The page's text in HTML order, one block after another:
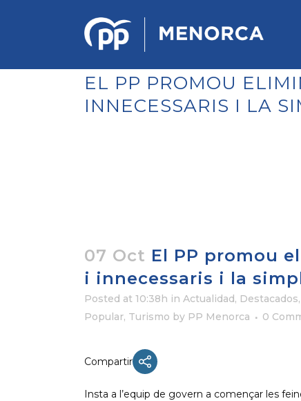
EL PP PROMOU
INNECESSARIS I LA
07 Oct El PP promou
i innecessaris i la
Posted at 10:38h in Actualidad, Destacados,
Popular, Turismo by PP Menorca 0
Compartir
Insta a l’equip de govern a començar les